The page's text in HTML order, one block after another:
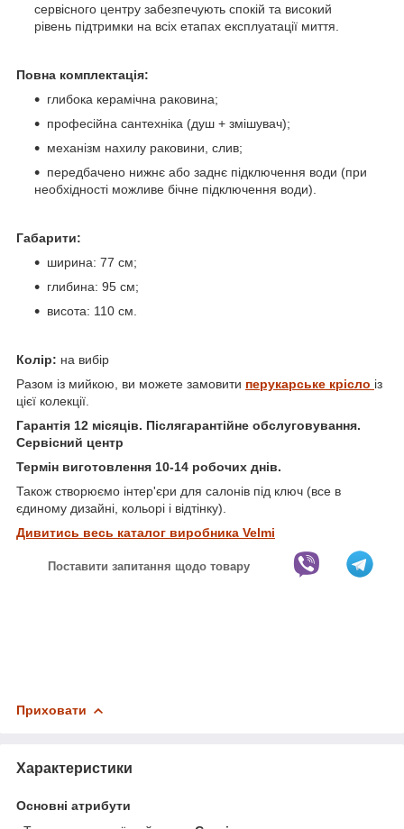
сервісного центру забезпечують спокій та високий
рівень підтримки на всіх етапах експлуатації миття.
Повна комплектація:
глибока керамічна раковина;
професійна сантехніка (душ + змішувач);
механізм нахилу раковини, слив;
передбачено нижнє або заднє підключення води (при
необхідності можливе бічне підключення води).
Габарити:
ширина: 77 см;
глибина: 95 см;
висота: 110 см.
Колір: на вибір
Разом із мийкою, ви можете замовити перукарське крісло із
цієї колекції.
Гарантія 12 місяців. Післягарантійне обслуговування.
Сервісний центр
Термін виготовлення 10-14 робочих днів.
Також створюємо інтер'єри для салонів під ключ (все в
єдиному дизайні, кольорі і відтінку).
Дивитись весь каталог виробника Velmi
Поставити запитання щодо товару
Приховати
Характеристики
Основні атрибути